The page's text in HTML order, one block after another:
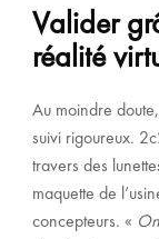
Valider
réalité
Au moindre
suivi rigoureux.
travers des
maquette de
concepteurs. «